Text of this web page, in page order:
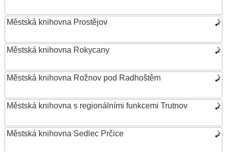
Městská knihovna Prostějov
Městská knihovna Rokycany
Městská knihovna Rožnov pod Radhoštěm
Městská knihovna s regionálními funkcemi Trutnov
Městská knihovna Sedlec Prčice